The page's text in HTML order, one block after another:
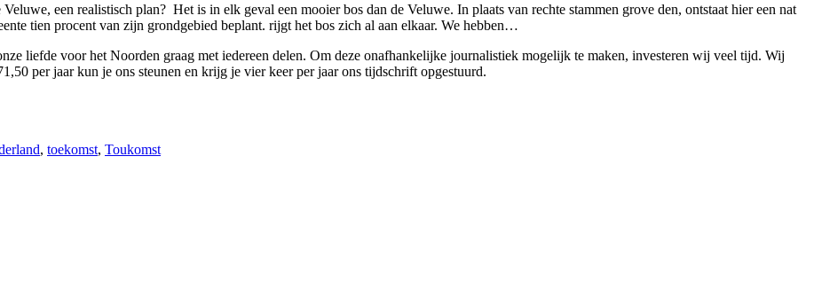
een realistisch plan? Het is in elk geval een mooier bos dan de Veluwe. In plaats van rechte stammen grove den, ontstaat hier een nat
tien procent van zijn grondgebied beplant. rijgt het bos zich al aan elkaar. We hebben…
liefde voor het Noorden graag met iedereen delen. Om deze onafhankelijke journalistiek mogelijk te maken, investeren wij veel tijd. Wij
per jaar kun je ons steunen en krijg je vier keer per jaar ons tijdschrift opgestuurd.
, toekomst, Toukomst